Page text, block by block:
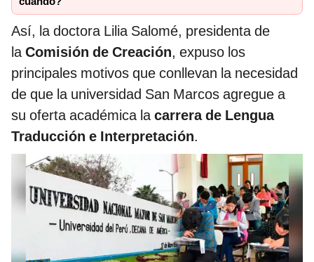
Así, la doctora Lilia Salomé, presidenta de
laComisión de Creación, expuso los
principales motivos que conllevan la necesidad
de que la universidad San Marcos agregue a
su oferta académica lacarrera de Lengua
Traducción e Interpretación.